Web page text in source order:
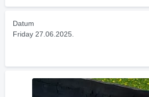
Datum
Friday 27.06.2025.